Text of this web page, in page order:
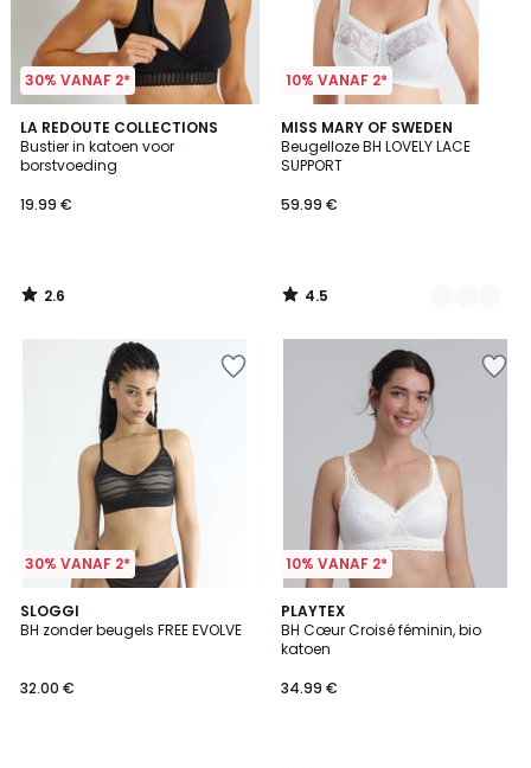
30% VANAF 2*
LA REDOUTE COLLECTIONS
Bustier in katoen voor
borstvoeding
19.99 €
2.6
/ 5
2.6
/
10% VANAF 2*
MISS MARY OF SWEDEN
Beugelloze BH LOVELY LACE
SUPPORT
59.99 €
4.5
/ 5
3
Kleuren
4.5
/
30% VANAF 2*
SLOGGI
BH zonder beugels FREE EVOLVE
32.00 €
2
Kleuren
10% VANAF 2*
PLAYTEX
BH Cœur Croisé féminin, bio
katoen
34.99 €
3.9
/ 5
2
Kleuren